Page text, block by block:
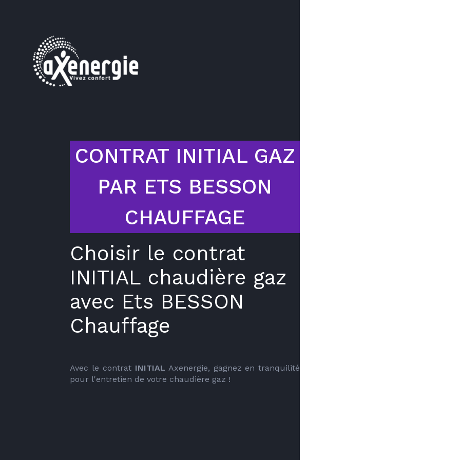
CONTRAT INITIAL GAZ
PAR ETS BESSON
CHAUFFAGE
Choisir le contrat
INITIAL chaudière gaz
avec Ets BESSON
Chauffage
Avec le contrat INITIAL Axenergie, gagnez en tranquilité
pour l'entretien de votre chaudière gaz !